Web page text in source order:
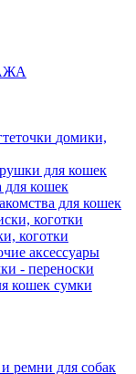
домики,
для кошек
для кошек
для кошек
коготки
аксессуары
- переноски
сумки